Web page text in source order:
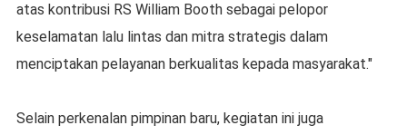
atas kontribusi RS William Booth sebagai pelopor
keselamatan lalu lintas dan mitra strategis dalam
menciptakan pelayanan berkualitas kepada masyarakat."
Selain perkenalan pimpinan baru, kegiatan ini juga